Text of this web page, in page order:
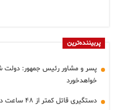
پربیننده‌ترین
پسر و مشاور رئیس جمهور:
خواهدخورد
دستگیری قاتل کمتر از ۴۸ ساعت در کوهدشت